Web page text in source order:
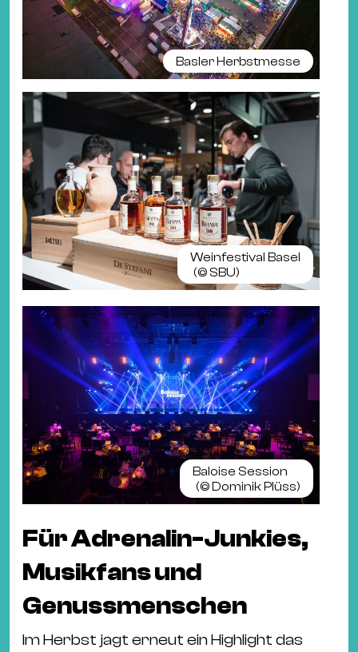
Basler Herbstmesse
Weinfestival Basel
(© SBU)
Baloise Session
(©Dominik Plüss)
Für Adrenalin-Junkies,
Musikfans und
Genussmenschen
Im Herbst jagt erneut ein Highlight das